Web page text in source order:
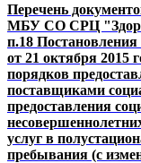
Перечень
МБУ СО СРЦ
п.18
от 21 октября
порядков
поставщиками
предоставления
услуг в
пребывания (с